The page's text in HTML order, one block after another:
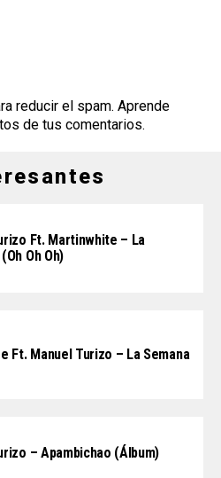
reducir el spam. Aprende
de tus comentarios.
Ft. Martinwhite – La
Oh Oh)
Ft. Manuel Turizo – La Semana
– Apambichao (Álbum)